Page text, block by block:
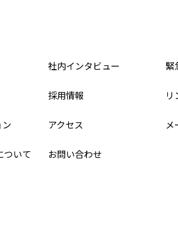
社内インタビュー 緊
採用情報 リ
アクセス メ
ついて お問い合わせ